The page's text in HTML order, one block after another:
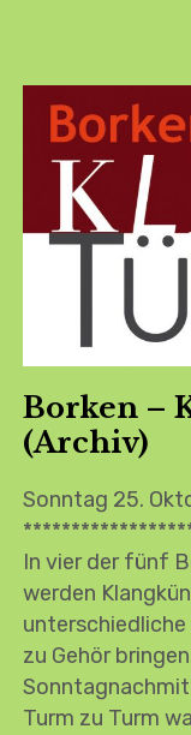
Borken –
(Archiv)
Sonntag 25.
In vier der fünf
werden
zu Gehör
Turm zu Turm